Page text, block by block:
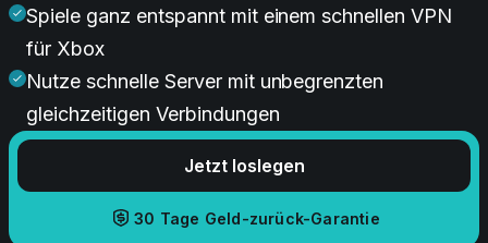
Spiele ganz entspannt mit einem schnellen VPN
für Xbox
Nutze schnelle Server mit unbegrenzten
gleichzeitigen Verbindungen
Jetzt loslegen
30 Tage Geld-zurück-Garantie